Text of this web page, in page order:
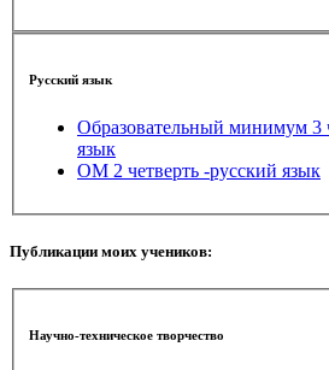
Русский язык
Образовательный минимум 3
язык
ОМ 2 четверть -русский язык
Публикации моих учеников:
Научно-техническое творчество